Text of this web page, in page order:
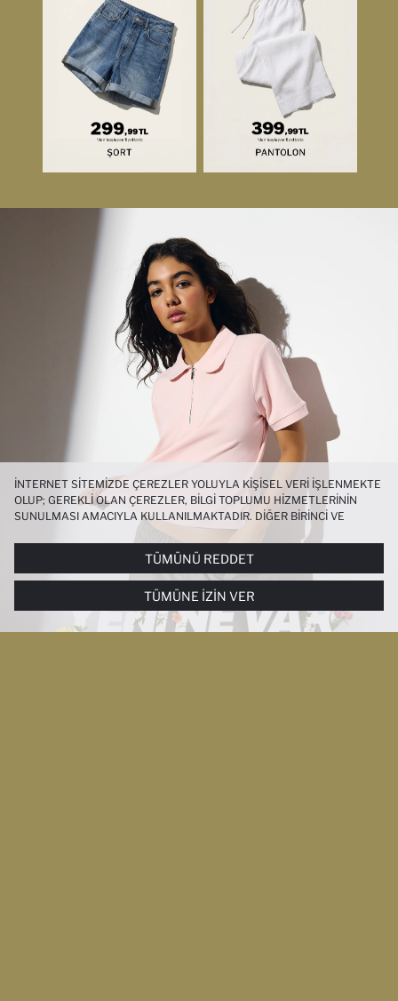
İNTERNET SITEMIZDE ÇEREZLER YOLUYLA KIŞISEL VERI IŞLENMEKTE
OLUP; GEREKLI OLAN ÇEREZLER, BILGI TOPLUMU HIZMETLERININ
SUNULMASI AMACIYLA KULLANILMAKTADIR. DIĞER BIRINCI VE
ÜÇÜNCÜ TARAF ÇEREZLER ISE SIZE DAHA IYI BIR ALIŞVERIŞ
DENEYIMI SUNULABILMESI, SITEMIZIN DAHA IŞLEVSEL KILINMASI VE
KIŞISELLEŞTIRMESI VE AÇIK RIZA VERMENIZ HALINDE, SIZLERE
YÖNELIK PAZARLAMA FAALIYETLERININ YAPILMASI AMAÇLARIYLA
SINIRLI OLARAK KULLANILACAKTIR. ÇEREZLERE DAIR TERCIHLERINIZI
ÇEREZ TERCIHLERIPANELI ARACILIĞIYLA HER ZAMAN YÖNETEBILIR,
ÇEREZLERLE ILGILI DAHA DETAYLI BILGIYE
ÇEREZ AYDINLATMA
TÜMÜNÜ REDDET
TÜMÜNE İZIN VER